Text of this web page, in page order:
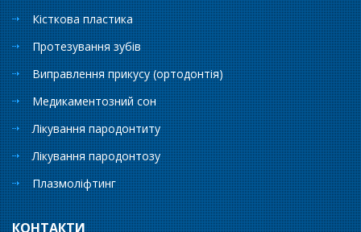
Кісткова пластика
Протезування зубів
Виправлення прикусу (ортодонтія)
Медикаментозний сон
Лікування пародонтиту
Лікування пародонтозу
Плазмоліфтинг
КОНТАКТИ